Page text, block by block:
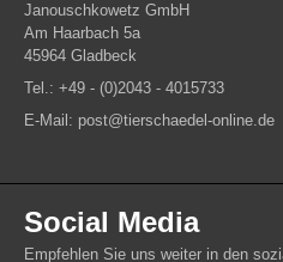
Janouschkowetz GmbH
Am Haarbach 5a
45964 Gladbeck
Tel.: +49 - (0)2043 - 4015733
E-Mail: post@tierschaedel-online.de
Social Media
Empfehlen Sie uns weiter in den